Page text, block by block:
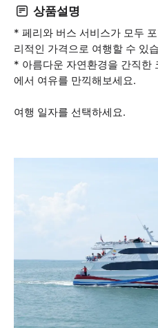
상품설명
* 페리와 버스 서비스가 모두
리적인 가격으로 여행할 수 있
* 아름다운 자연환경을 간직한
에서 여유를 만끽해보세요.
여행 일자를 선택하세요.